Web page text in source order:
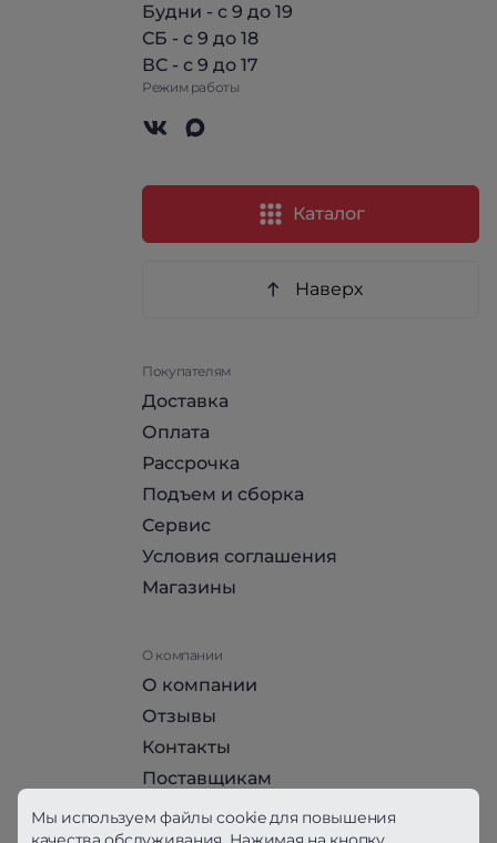
Будни - с 9 до 19
СБ - с 9 до 18
ВС - с 9 до 17
Режим работы
Каталог
Наверх
Покупателям
Доставка
Оплата
Рассрочка
Подъем и сборка
Сервис
Условия соглашения
Магазины
О компании
О компании
Отзывы
Контакты
Поставщикам
Стать партнером HomeHit
Мы используем файлы cookie для повышения